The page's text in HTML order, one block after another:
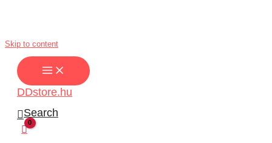
Skip to content
DDstore.hu
Search